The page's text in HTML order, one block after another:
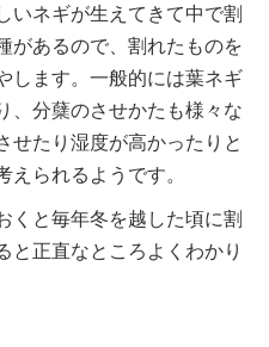
いネギが生えてきて中で割
があるので、割れたものを
します。一般的には葉ネギ
、分蘖のさせかたも様々な
せたり湿度が高かったりと
えられるようです。
くと毎年冬を越した頃に割
と正直なところよくわかり